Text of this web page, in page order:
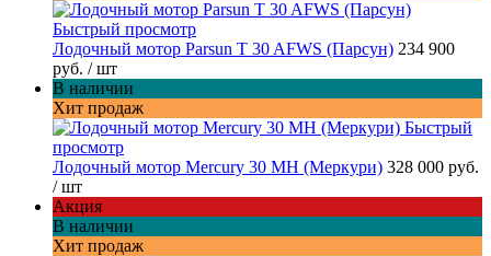
Быстрый просмотр
Лодочный мотор Parsun T 30 AFWS (Парсун) 234 900
руб. / шт
В наличии
Хит продаж
Быстрый
просмотр
Лодочный мотор Mercury 30 MH (Меркури) 328 000 руб.
/ шт
Акция
В наличии
Хит продаж